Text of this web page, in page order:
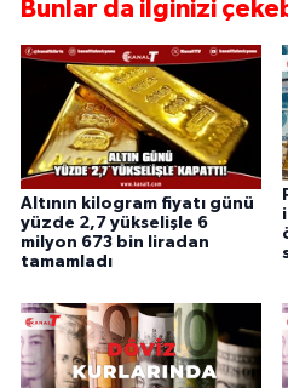
Bunlar da ilginizi
Altının kilogram fiyatı günü
yüzde 2,7 yükselişle 6
milyon 673 bin liradan
tamamladı